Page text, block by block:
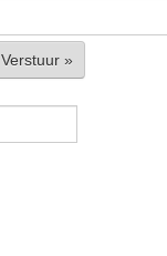
Verstuur »